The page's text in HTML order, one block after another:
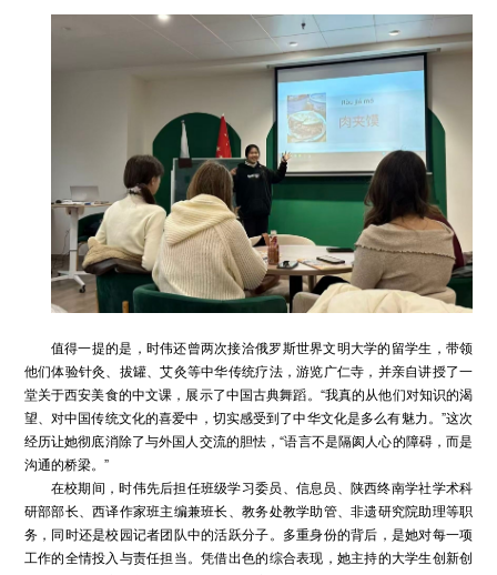
值得一提的是，时伟还曾两次接洽俄罗斯世界文明大学的留学生，带领
他们体验针灸、拔罐、艾灸等中华传统疗法，游览广仁寺，并亲自讲授了一
堂关于西安美食的中文课，展示了中国古典舞蹈。“我真的从他们对知识的渴
望、对中国传统文化的喜爱中，切实感受到了中华文化是多么有魅力。”这次
经历让她彻底消除了与外国人交流的胆怯，“语言不是隔阂人心的障碍，而是
沟通的桥梁。”
在校期间，时伟先后担任班级学习委员、信息员、陕西终南学社学术科
研部部长、西译作家班主编兼班长、教务处教学助管、非遗研究院助理等职
务，同时还是校园记者团队中的活跃分子。多重身份的背后，是她对每一项
工作的全情投入与责任担当。凭借出色的综合表现，她主持的大学生创新创